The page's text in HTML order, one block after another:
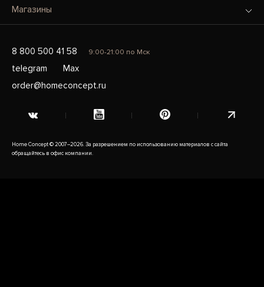
Магазины
8 800 500 41 58 9:00-21:00 по Мск
telegram
Max
order@homeconcept.ru
Home Concept © 2007–2026. За разрешением по использованию материалов с сайта
обращайтесь в офис компании.